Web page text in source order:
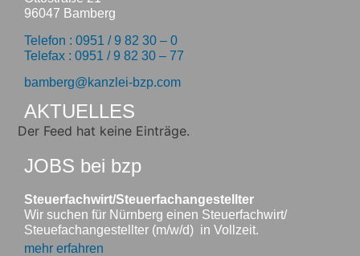
96047 Bamberg
Telefon : 0951 / 9 82 30 – 0
Telefax : 0951 / 9 82 30 – 77
bamberg@kanzlei-bzp.com
AKTUELLES
Der Feed hat keine Einträge.
JOBS bei bzp
Steuerfachwirt/Steuerfachangestellter
Wir suchen für Nürnberg einen Steuerfachwirt/
Steuefachangestellter (m/w/d) in Vollzeit.
mehr erfahren